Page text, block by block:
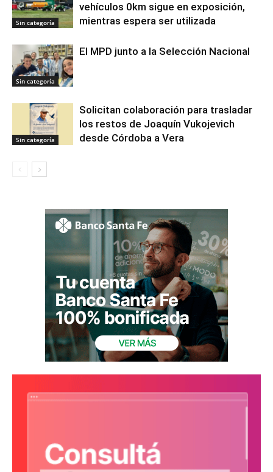
Sin categoría
vehículos 0km sigue en exposición,
mientras espera ser utilizada
Sin categoría
El MPD junto a la Selección Nacional
Sin categoría
Solicitan colaboración para trasladar
los restos de Joaquín Vukojevich
desde Córdoba a Vera